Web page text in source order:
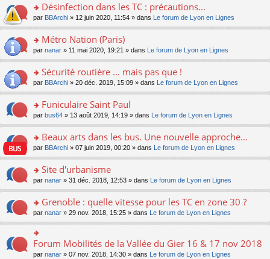
e
nt
u
s
ré
e
nt
lu
le
pl
u
s
e
nt
g
e
n
o
lu
pl
u
s
c
e
nt
e
s
a
g
e
n
n
lu
le
pl
u
c
e
nt
ult
er
le
m
e
a
g
e
n
n
le
pl
u
ré
c
e
nt
o
n
ult
er
le
m
e
a
g
e
n
n
le
pl
u
ré
c
e
nt
Désinfection dans les TC : précautions...
par BBArchi » 12 juin 2020, 11:54 » dans Le forum de Lyon en Lignes
o
n
ult
er
le
m
e
a
g
e
n
n
le
pl
u
s
ré
c
Métro Nation (Paris)
par nanar » 11 mai 2020, 19:21 » dans Le forum de Lyon en Lignes
o
n
ult
er
le
m
e
a
g
e
n
n
le
pl
u
Sécurité routière ... mais pas que !
par BBArchi » 20 déc. 2019, 15:09 » dans Le forum de Lyon en Lignes
o
n
ult
er
le
m
e
a
g
e
n
o
Funiculaire Saint Paul
par bus64 » 13 août 2019, 14:19 » dans Le forum de Lyon en Lignes
o
n
ult
er
le
m
e
s
g
e
Beaux arts dans les bus. Une nouvelle approche...
par BBArchi » 07 juin 2019, 00:20 » dans Le forum de Lyon en Lignes
o
n
ult
er
le
m
e
s
Site d'urbanisme
par nanar » 31 déc. 2018, 12:53 » dans Le forum de Lyon en Lignes
o
n
s
ult
er
Grenoble : quelle vitesse pour les TC en zone 30 ?
par nanar » 29 nov. 2018, 15:25 » dans Le forum de Lyon en Lignes
o
n
Forum Mobilités de la Vallée du Gier 16 & 17 nov 2018
par nanar » 07 nov. 2018, 14:30 » dans Le forum de Lyon en Lignes